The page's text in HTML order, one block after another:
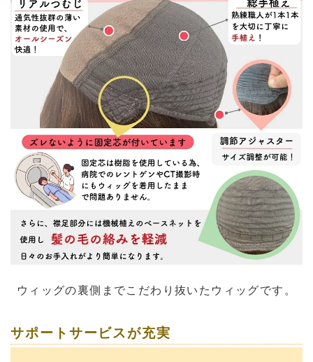
ウィッグの裏側までこだわり抜いたウィッグです。
サポートサービスが充実